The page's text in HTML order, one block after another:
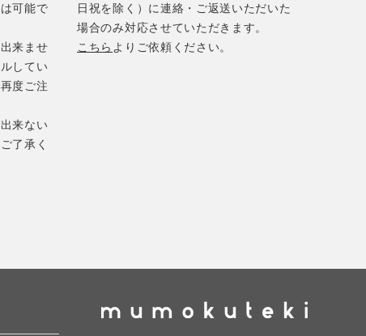
可能で
来ませ
してい
度ご注
来ない
了承く
日祝を除く）に連絡・ご返送いただいた
場合のみ対応させていただきます。
こちら よりご依頼ください。